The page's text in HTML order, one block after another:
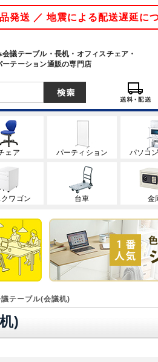
発送 ／ 地震による配送遅延に
議テーブル・長机・オフィスチェア・
ーテーション通販の専門店
ェア パーティション パソコ
ワゴン 台車 金
議テーブル(会議机)
)